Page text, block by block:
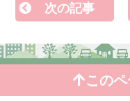
次の記事
この